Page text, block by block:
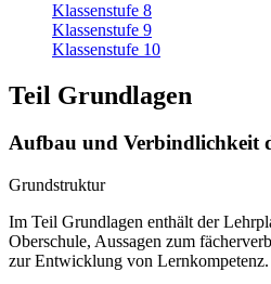
Klassenstufe 8
Klassenstufe 9
Klassenstufe 10
Teil Grundlagen
Aufbau und Verbindlichkeit
Grundstruktur
Im Teil Grundlagen enthält der
Oberschule, Aussagen zum
zur Entwicklung von Lernkompetenz.